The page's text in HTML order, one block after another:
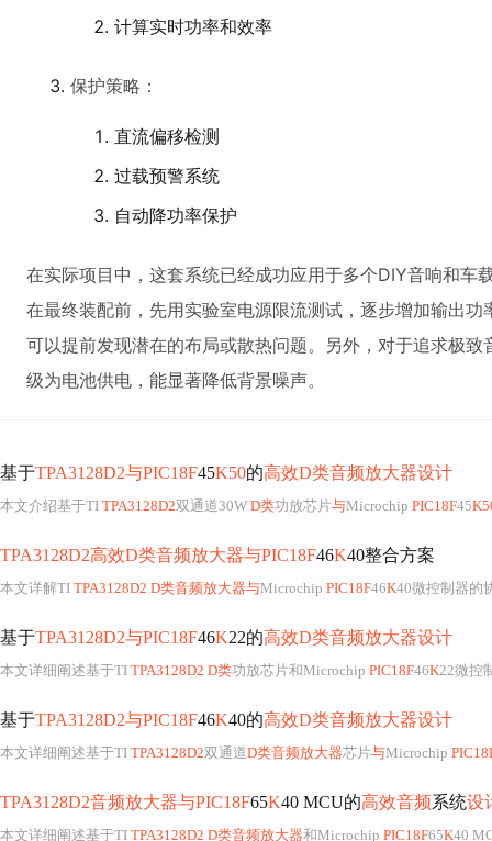
计算实时功率和效率
保护策略：
直流偏移检测
过载预警系统
自动降功率保护
在实际项目中，这套系统已经成功应用于多个DIY音响和车
在最终装配前，先用实验室电源限流测试，逐步增加输出
可以提前发现潜在的布局或散热问题。另外，对于追求极
级为电池供电，能显著降低背景噪声。
基于TPA3128D2与PIC18F45K50的高效D类音频放大器设计
本文介绍基于TI TPA3128D2双通道30W D类功放芯片与Microchip PIC18F45
TPA3128D2高效D类音频放大器与PIC18F46K40整合方案
本文详解TI TPA3128D2 D类音频放大器与Microchip PIC18F46K40微控制器的
基于TPA3128D2与PIC18F46K22的高效D类音频放大器设计
本文详细阐述基于TI TPA3128D2 D类功放芯片和Microchip PIC18F46K22微控
基于TPA3128D2与PIC18F46K40的高效D类音频放大器设计
本文详细阐述基于TI TPA3128D2双通道D类音频放大器芯片与Microchip
TPA3128D2音频放大器与PIC18F65K40 MCU的高效音频系统设
本文详细阐述基于TI TPA3128D2 D类音频放大器和Microchip PIC18F65K40